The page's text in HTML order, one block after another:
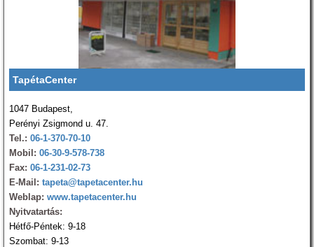
TapétaCenter
1047 Budapest,
Perényi Zsigmond u. 47.
Tel.: 06-1-370-70-10
Mobil: 06-30-9-578-738
Fax: 06-1-231-02-73
E-Mail: tapeta@tapetacenter.hu
Weblap: www.tapetacenter.hu
Nyitvatartás:
Hétfő-Péntek: 9-18
Szombat: 9-13